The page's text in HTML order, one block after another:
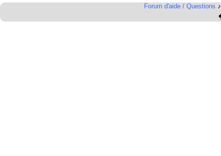
Forum d'aide / Questions